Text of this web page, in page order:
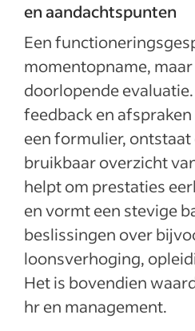
en aandachtspunten
Een
momentopname,
doorlopende
feedback en
een formulier,
bruikbaar overzicht
helpt om prestaties
en vormt een stevige
beslissingen over
loonsverhoging,
Het is bovendien
hr en management.